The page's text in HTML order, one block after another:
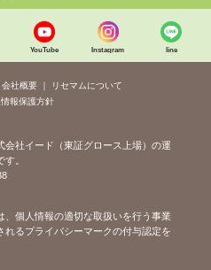
YouTube Instagram line
会社概要
リセマムについて
報保護方針
会社イード（東証グロース上場）の運
。
、個人情報の適切な取扱いを行う事業
れるプライバシーマークの付与認定を